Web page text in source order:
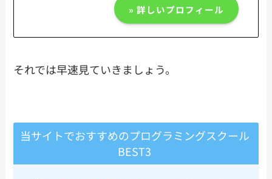
» 詳しいプロフィール
それでは早速見ていきましょう。
当サイトでおすすめのプログラミングスクール
BEST3